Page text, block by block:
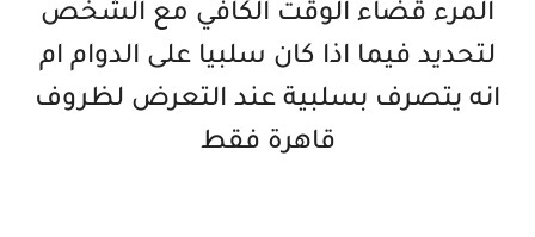
المرء قضاء الوقت الكافي مع الشخص
لتحديد فيما اذا كان سلبيا على الدوام ام
انه يتصرف بسلبية عند التعرض لظروف
قاهرة فقط